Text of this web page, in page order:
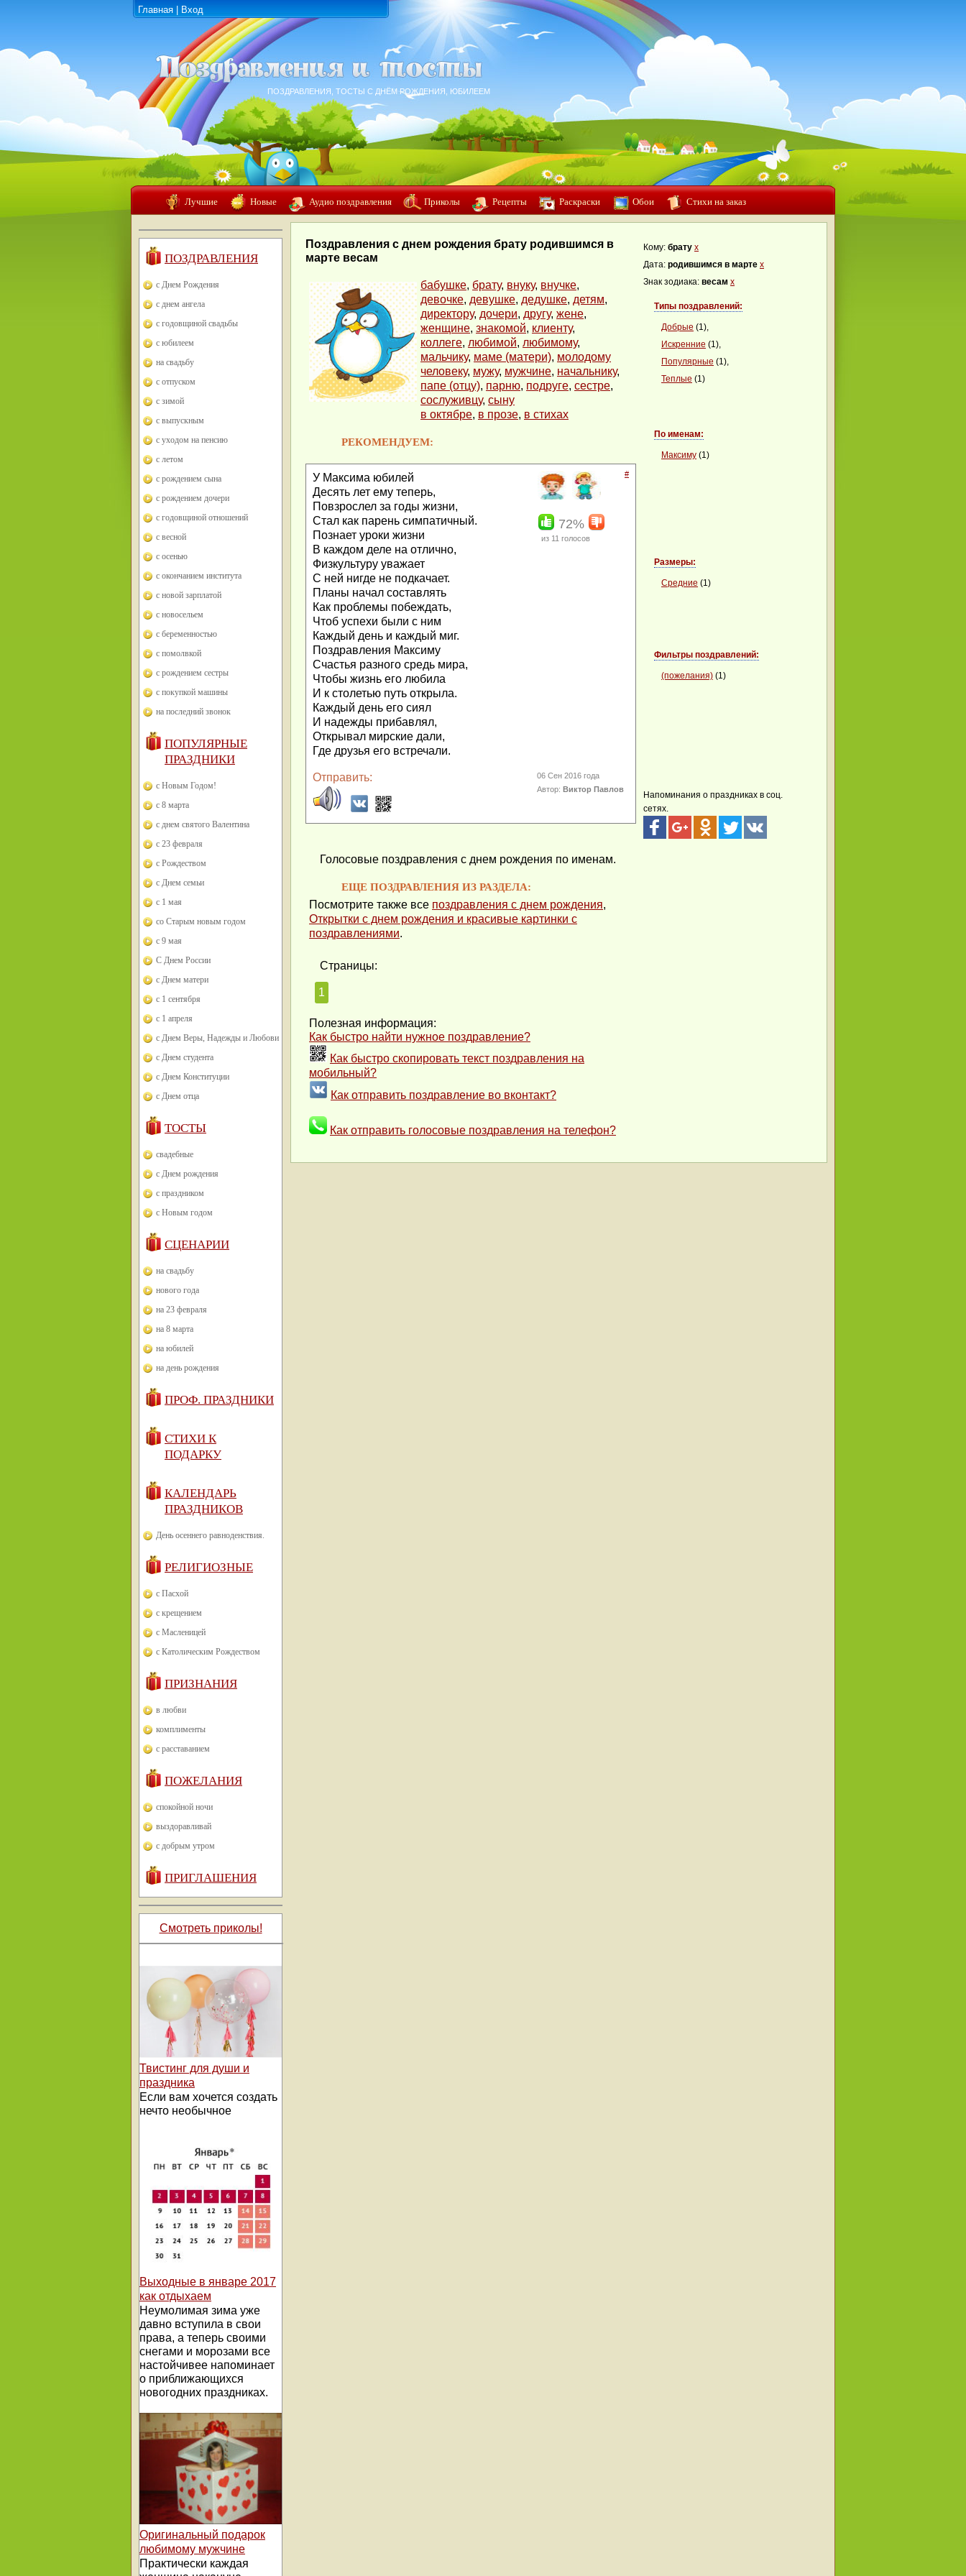
Главная Вход
ПОЗДРАВЛЕНИЯ, ТОСТЫ С ДНЁМ РОЖДЕНИЯ, ЮБИЛЕЕМ
Лучшие Новые Аудио поздравления Приколы Рецепты Раскраски Обои Стихи на заказ
ПОЗДРАВЛЕНИЯ
с Днем Рождения
с днем ангела
с годовщиной свадьбы
с юбилеем
на свадьбу
с отпуском
с зимой
с выпускным
с уходом на пенсию
с летом
с рождением сына
с рождением дочери
с годовщиной отношений
с весной
с осенью
с окончанием института
с новой зарплатой
с новосельем
с беременностью
с помолвкой
с рождением сестры
с покупкой машины
на последний звонок
ПОПУЛЯРНЫЕ
ПРАЗДНИКИ
с Новым Годом!
с 8 марта
с днем святого Валентина
с 23 февраля
с Рождеством
с Днем семьи
с 1 мая
со Старым новым годом
с 9 мая
С Днем России
с Днем матери
с 1 сентября
с 1 апреля
с Днем Веры, Надежды и Любови
с Днем студента
с Днем Конституции
с Днем отца
ТОСТЫ
свадебные
с Днем рождения
с праздником
с Новым годом
СЦЕНАРИИ
на свадьбу
нового года
на 23 февраля
на 8 марта
на юбилей
на день рождения
ПРОФ. ПРАЗДНИКИ
СТИХИ К
ПОДАРКУ
КАЛЕНДАРЬ
ПРАЗДНИКОВ
День осеннего равноденствия.
РЕЛИГИОЗНЫЕ
с Пасхой
с крещением
с Масленицей
с Католическим Рождеством
ПРИЗНАНИЯ
в любви
комплименты
с расставанием
ПОЖЕЛАНИЯ
спокойной ночи
выздоравливай
с добрым утром
ПРИГЛАШЕНИЯ
Смотреть приколы!
Твистинг для души и
праздника
Если вам хочется создать
нечто необычное
Выходные в январе 2017
как отдыхаем
Неумолимая зима уже
давно вступила в свои
права, а теперь своими
снегами и морозами все
настойчивее напоминает
о приближающихся
новогодних праздниках.
Оригинальный подарок
любимому мужчине
Практически каждая
Поздравления с днем рождения брату родившимся в
марте весам
бабушке, брату, внуку, внучке,
девочке, девушке, дедушке, детям,
директору, дочери, другу, жене,
женщине, знакомой, клиенту,
коллеге, любимой, любимому,
мальчику, маме (матери), молодому
человеку, мужу, мужчине, начальнику,
папе (отцу), парню, подруге, сестре,
сослуживцу, сыну
в октябре, в прозе, в стихах
РЕКОМЕНДУЕМ:
У Максима юбилей
Десять лет ему теперь,
Повзрослел за годы жизни,
Стал как парень симпатичный.
Познает уроки жизни
В каждом деле на отлично,
Физкультуру уважает
С ней нигде не подкачает.
Планы начал составлять
Как проблемы побеждать,
Чтоб успехи были с ним
Каждый день и каждый миг.
Поздравления Максиму
Счастья разного средь мира,
Чтобы жизнь его любила
И к столетью путь открыла.
Каждый день его сиял
И надежды прибавлял,
Открывал мирские дали,
Где друзья его встречали.
#
72%
из 11 голосов
Отправить:
06 Сен 2016 года
Автор:Виктор Павлов
Голосовые поздравления с днем рождения по именам.
ЕЩЕ ПОЗДРАВЛЕНИЯ ИЗ РАЗДЕЛА:
Посмотрите также все поздравления с днем рождения,
Открытки с днем рождения и красивые картинки с
поздравлениями.
Страницы:
1
Полезная информация:
Как быстро найти нужное поздравление?
Как быстро скопировать текст поздравления на
мобильный?
Как отправить поздравление во вконтакт?
Как отправить голосовые поздравления на телефон?
Кому: брату x
Дата: родившимся в марте x
Знак зодиака: весам x
Типы поздравлений:
Добрые (1),
Искренние (1),
Популярные (1),
Теплые (1)
По именам:
Максиму (1)
Размеры:
Средние (1)
Фильтры поздравлений:
(пожелания) (1)
Напоминания о праздниках в соц.
сетях.